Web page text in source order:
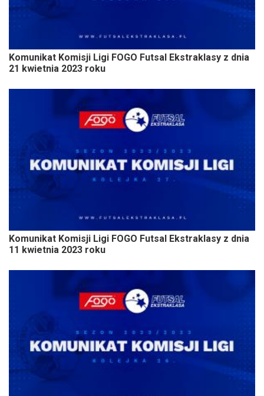
Komunikat Komisji Ligi FOGO Futsal Ekstraklasy z dnia
21 kwietnia 2023 roku
Komunikat Komisji Ligi FOGO Futsal Ekstraklasy z dnia
11 kwietnia 2023 roku